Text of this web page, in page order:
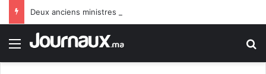
Menu